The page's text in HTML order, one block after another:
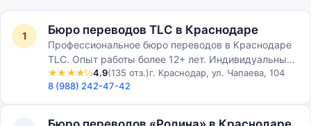
1 Бюро переводов ТLC в Краснодаре
Профессиональное бюро переводов в Краснодаре
TLC. Опыт работы более 12+ лет. Индивидуальный
подход к каждому клиенту. Цены от 500 рублей за
1 страницу…
★★★★½4.9(135 отз.)г. Краснодар, ул. Чапаева, 104
8 (988) 242-47-42